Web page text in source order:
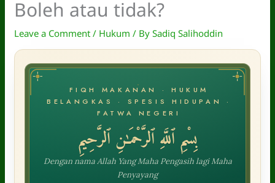
Boleh atau tidak?
Leave a Comment / Hukum / BySadiq Salihoddin
FIQH MAKANAN · HUKUM
BELANGKAS · SPESIS HIDUPAN ·
FATWA NEGERI
بِسْمِ ٱللَّهِ ٱلرَّحْمَـٰنِ ٱلرَّحِيمِ
Dengan nama Allah Yang Maha Pengasih lagi Maha
Penyayang